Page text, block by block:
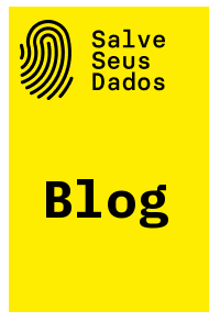
Blog